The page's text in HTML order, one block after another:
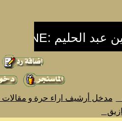
مدخل أرشيف اراء حرة و مقالات